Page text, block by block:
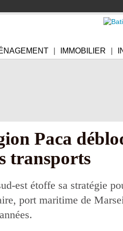
IMMOBILIER
Paca
transports
est étoffe sa stratégie
port maritime de